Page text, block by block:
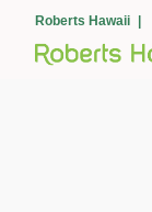
Roberts Hawaii